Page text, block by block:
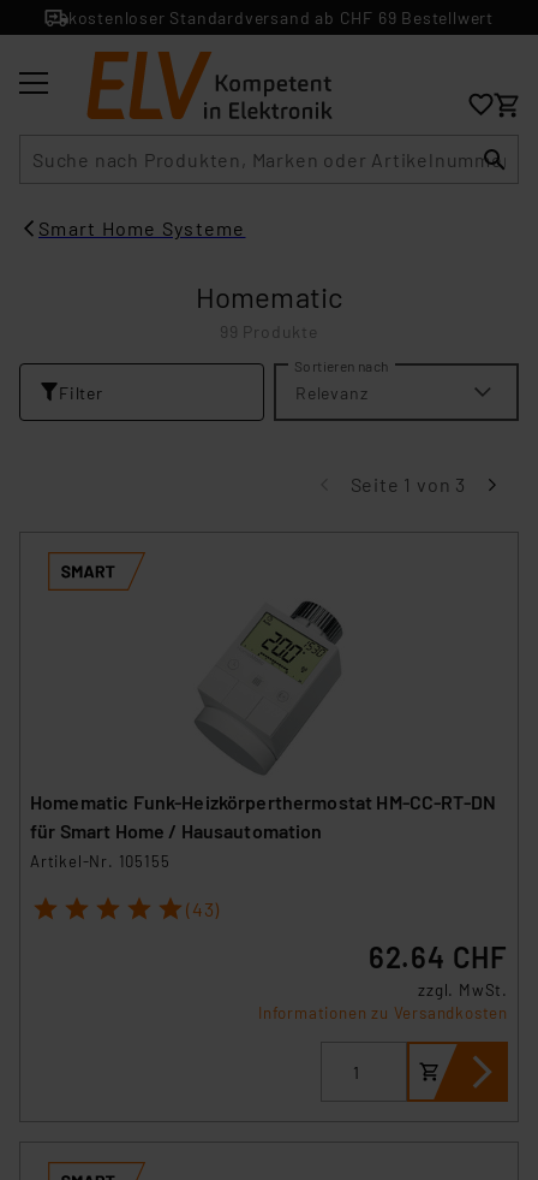
kostenloser Standardversand ab CHF 69 Bestellwert
Smart Home Systeme
Homematic
99 Produkte
Filter
Sortieren nach
Relevanz
Seite 1 von 3
Homematic Funk-Heizkörperthermostat HM-CC-RT-DN
für Smart Home / Hausautomation
Artikel-Nr. 105155
1 2 3 4 5 (43)
62.64 CHF
zzgl. MwSt.
Informationen zu Versandkosten